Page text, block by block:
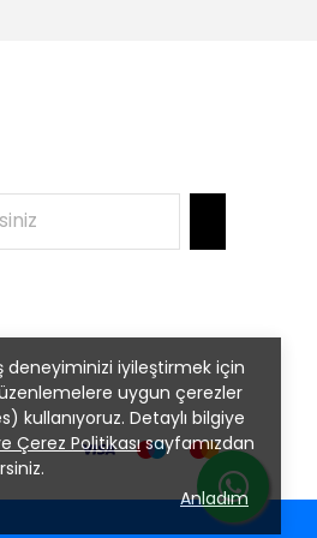
deneyiminizi iyileştirmek için
uygun çerezler
kullanıyoruz. Detaylı bilgiye
Çerez Politikasısayfamızdan
Anladım